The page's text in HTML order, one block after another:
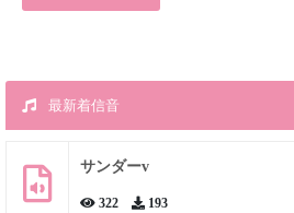
最新着信音
サンダーv
322 193